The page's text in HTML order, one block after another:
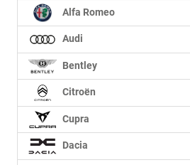
Alfa Romeo
Audi
Bentley
Citroën
Cupra
Dacia